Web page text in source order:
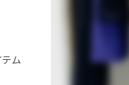
ム